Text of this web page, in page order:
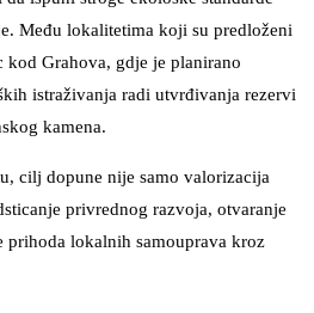
Među lokalitetima koji su predloženi
Grahova, gdje je planirano
istraživanja radi utvrđivanja rezervi
kamena.
cilj dopune nije samo valorizacija
privrednog razvoja, otvaranje
prihoda lokalnih samouprava kroz